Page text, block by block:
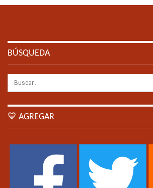
BÚSQUEDA
💙 AGREGAR